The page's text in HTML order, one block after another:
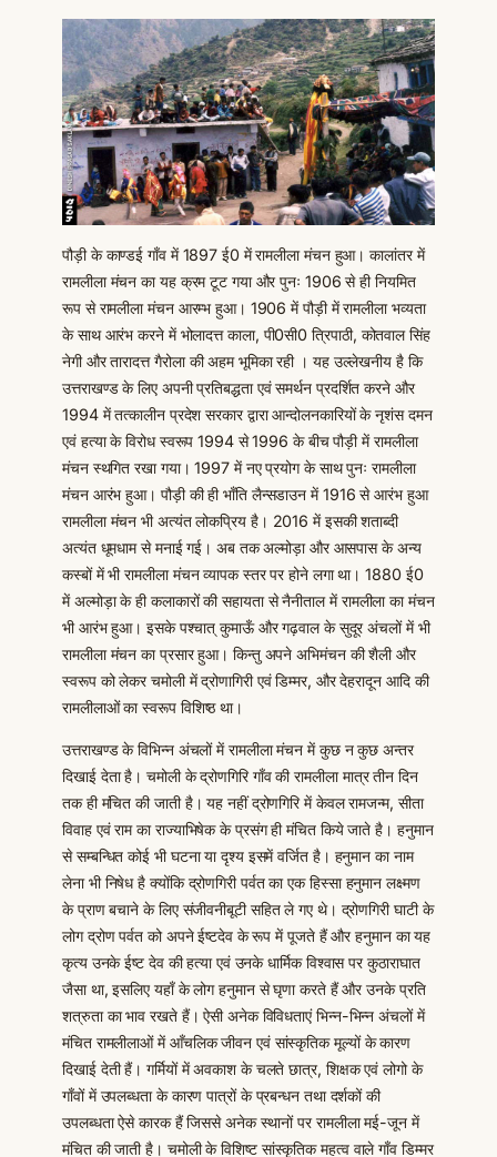
पौड़ी के काण्डई गाँव में 1897 ई0 में रामलीला मंचन हुआ। कालांतर में
रामलीला मंचन का यह क्रम टूट गया और पुनः 1906 से ही नियमित
रूप से रामलीला मंचन आरम्भ हुआ। 1906 में पौड़ी में रामलीला भव्यता
के साथ आरंभ करने में भोलादत्त काला, पी0सी0 त्रिपाठी, कोतवाल सिंह
नेगी और तारादत्त गैरोला की अहम भूमिका रही । यह उल्लेखनीय है कि
उत्तराखण्ड के लिए अपनी प्रतिबद्धता एवं समर्थन प्रदर्शित करने और
1994 में तत्कालीन प्रदेश सरकार द्वारा आन्दोलनकारियों के नृशंस दमन
एवं हत्या के विरोध स्वरूप 1994 से 1996 के बीच पौड़ी में रामलीला
मंचन स्थगित रखा गया। 1997 में नए प्रयोग के साथ पुनः रामलीला
मंचन आरंभ हुआ। पौड़ी की ही भाँति लैन्सडाउन में 1916 से आरंभ हुआ
रामलीला मंचन भी अत्यंत लोकप्रिय है। 2016 में इसकी शताब्दी
अत्यंत धूमधाम से मनाई गई। अब तक अल्मोड़ा और आसपास के अन्य
कस्बों में भी रामलीला मंचन व्यापक स्तर पर होने लगा था। 1880 ई0
में अल्मोड़ा के ही कलाकारों की सहायता से नैनीताल में रामलीला का मंचन
भी आरंभ हुआ। इसके पश्चात् कुमाऊँ और गढ़वाल के सुदूर अंचलों में भी
रामलीला मंचन का प्रसार हुआ। किन्तु अपने अभिमंचन की शैली और
स्वरूप को लेकर चमोली में द्रोणागिरी एवं डिम्मर, और देहरादून आदि की
रामलीलाओं का स्वरूप विशिष्ठ था।
उत्तराखण्ड के विभिन्न अंचलों में रामलीला मंचन में कुछ न कुछ अन्तर
दिखाई देता है। चमोली के द्रोणगिरि गाँव की रामलीला मात्र तीन दिन
तक ही मंचित की जाती है। यह नहीं द्रोणगिरि में केवल रामजन्म, सीता
विवाह एवं राम का राज्याभिषेक के प्रसंग ही मंचित किये जाते है। हनुमान
से सम्बन्धित कोई भी घटना या दृश्य इसमें वर्जित है। हनुमान का नाम
लेना भी निषेध है क्योंकि द्रोणगिरी पर्वत का एक हिस्सा हनुमान लक्ष्मण
के प्राण बचाने के लिए संजीवनीबूटी सहित ले गए थे। द्रोणगिरी घाटी के
लोग द्रोण पर्वत को अपने ईष्टदेव के रूप में पूजते हैं और हनुमान का यह
कृत्य उनके ईष्ट देव की हत्या एवं उनके धार्मिक विश्वास पर कुठाराघात
जैसा था, इसलिए यहाँ के लोग हनुमान से घृणा करते हैं और उनके प्रति
शत्रुता का भाव रखते हैं। ऐसी अनेक विविधताएं भिन्न-भिन्न अंचलों में
मंचित रामलीलाओं में आँचलिक जीवन एवं सांस्कृतिक मूल्यों के कारण
दिखाई देती हैं। गर्मियों में अवकाश के चलते छात्र, शिक्षक एवं लोगो के
गाँवों में उपलब्धता के कारण पात्रों के प्रबन्धन तथा दर्शकों की
उपलब्धता ऐसे कारक हैं जिससे अनेक स्थानों पर रामलीला मई-जून में
मंचित की जाती है। चमोली के विशिष्ट सांस्कृतिक महत्व वाले गाँव डिम्मर